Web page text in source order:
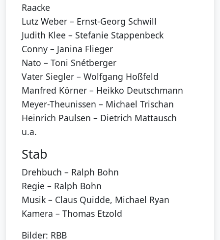
Raacke
Lutz Weber – Ernst-Georg Schwill
Judith Klee – Stefanie Stappenbeck
Conny – Janina Flieger
Nato – Toni Snétberger
Vater Siegler – Wolfgang Hoßfeld
Manfred Körner – Heikko Deutschmann
Meyer-Theunissen – Michael Trischan
Heinrich Paulsen – Dietrich Mattausch
u.a.
Stab
Drehbuch – Ralph Bohn
Regie – Ralph Bohn
Musik – Claus Quidde, Michael Ryan
Kamera – Thomas Etzold
Bilder: RBB